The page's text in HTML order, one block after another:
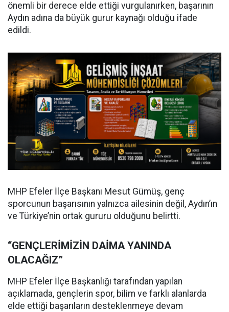
önemli bir derece elde ettiği vurgulanırken, başarının
Aydın adına da büyük gurur kaynağı olduğu ifade
edildi.
MHP Efeler İlçe Başkanı Mesut Gümüş, genç
sporcunun başarısının yalnızca ailesinin değil, Aydın’ın
ve Türkiye’nin ortak gururu olduğunu belirtti.
“GENÇLERİMİZİN DAİMA YANINDA
OLACAĞIZ”
MHP Efeler İlçe Başkanlığı tarafından yapılan
açıklamada, gençlerin spor, bilim ve farklı alanlarda
elde ettiği başarıların desteklenmeye devam